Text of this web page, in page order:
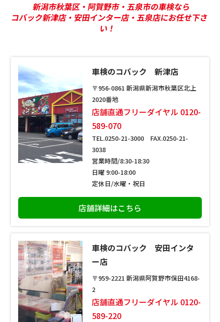
新潟市秋葉区・阿賀野市・五泉市の車検なら
コバック新津店・安田インター店・五泉店にお任せ下さ
い！
車検のコバック 新津店
〒956-0861 新潟県新潟市秋葉区北上
2020番地
店舗直通フリーダイヤル 0120-
589-070
TEL.0250-21-3000 FAX.0250-21-
3038
営業時間/8:30-18:30
日曜 9:00-18:00
定休日/水曜・祝日
店舗詳細はこちら
車検のコバック 安田インタ
ー店
〒959-2221 新潟県阿賀野市保田4168-
2
店舗直通フリーダイヤル 0120-
589-220